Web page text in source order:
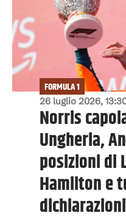
26 luglio 2026,
FORMULA 1
Norris
Ungheria,
posizioni di
Hamilton e
dichiarazioni